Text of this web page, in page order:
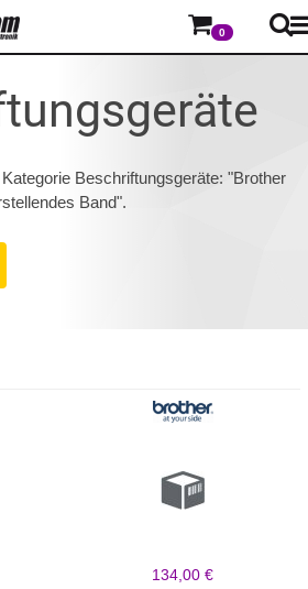
0
Beschriftungsgeräte: "Brother
Band".
134,00 €